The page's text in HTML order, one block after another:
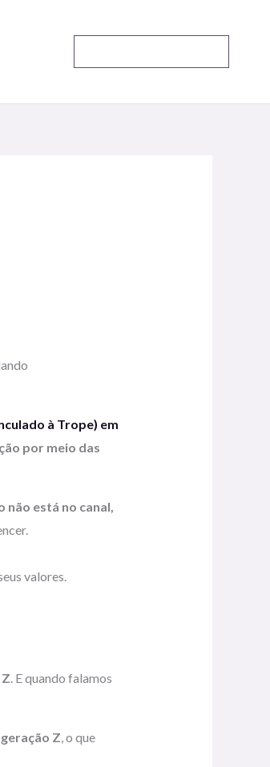
à Trope) em
por meio das
não está no canal,
valores.
. E quando falamos
Z, o que